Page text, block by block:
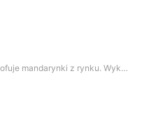
z rynku. Wykryto przekroczenia pestycydów